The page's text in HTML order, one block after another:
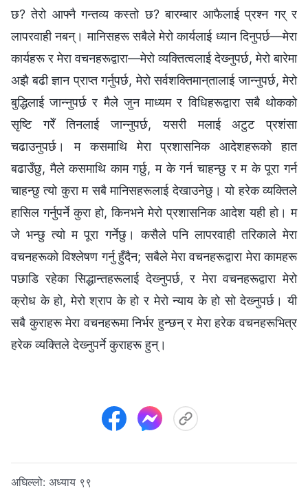
छ? तेरो आफ्‍नै गन्तव्य कस्तो छ? बारम्‍बार आफैलाई प्रश्‍न गर् र
लापरवाही नबन्। मानिसहरू सबैले मेरो कार्यलाई ध्यान दिनुपर्छ—मेरा
कार्यहरू र मेरा वचनहरूद्वारा—मेरो व्यक्तित्वलाई देख्‍नुपर्छ, मेरो बारेमा
अझै बढी ज्ञान प्राप्त गर्नुपर्छ, मेरो सर्वशक्तिमान्‌तालाई जान्‍नुपर्छ, मेरो
बुद्धिलाई जान्‍नुपर्छ र मैले जुन माध्यम र विधिहरूद्वारा सबै थोकको
सृष्टि गरेँ तिनलाई जान्‍नुपर्छ, यसरी मलाई अटुट प्रशंसा
चढाउनुपर्छ। म कसमाथि मेरा प्रशासनिक आदेशहरूको हात
बढाउँछु, मैले कसमाथि काम गर्छु, म के गर्न चाहन्छु र म के पूरा गर्न
चाहन्छु त्यो कुरा म सबै मानिसहरूलाई देखाउनेछु। यो हरेक व्यक्तिले
हासिल गर्नुपर्ने कुरा हो, किनभने मेरो प्रशासनिक आदेश यही हो। म
जे भन्छु त्यो म पूरा गर्नेछु। कसैले पनि लापरवाही तरिकाले मेरा
वचनहरूको विश्‍लेषण गर्नु हुँदैन; सबैले मेरा वचनहरूद्वारा मेरा कामहरू
पछाडि रहेका सिद्धान्तहरूलाई देख्‍नुपर्छ, र मेरा वचनहरूद्वारा मेरो
क्रोध के हो, मेरो श्राप के हो र मेरो न्याय के हो सो देख्‍नुपर्छ। यी
सबै कुराहरू मेरा वचनहरूमा निर्भर हुन्छन् र मेरा हरेक वचनहरूभित्र
हरेक व्यक्तिले देख्‍नुपर्ने कुराहरू हुन्।
अघिल्लो: अध्याय ९९